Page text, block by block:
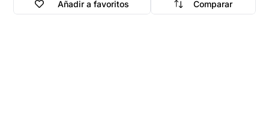
Añadir a favoritos Comparar